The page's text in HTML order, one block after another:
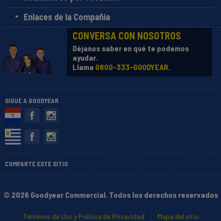
Enlaces de la Compañía
CONVERSA CON NOSOTROS
Déjanos saber en qué te podemos
ayudar.
Llama 0800-333-GOODYEAR.
SIGUE A GOODYEAR
COMPARTE ESTE SITIO
© 2026 Goodyear Commercial. Todos los derechos reservados
Términos de Uso y Política de Privacidad Mapa del sitio